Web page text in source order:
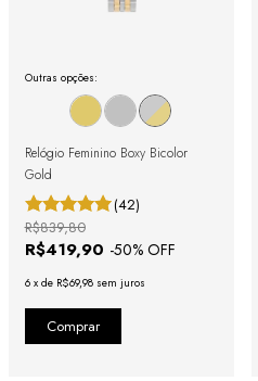
Outras opções:
Relógio Feminino Boxy Bicolor
Gold
(42)
R$419,90 -50% OFF
R$839,80
6 x de R$69,98 sem juros